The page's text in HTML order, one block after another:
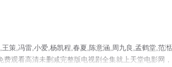
策,冯雷,小爱,杨凯程,春夏,陈意涵,周九良,孟鹤堂,范湉
观看高清未删减完整版电视剧全集就上天堂电影网，